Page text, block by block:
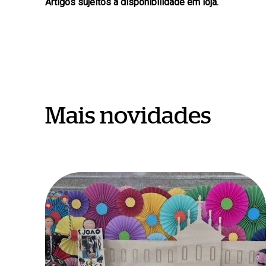
Mais novidades
São
João
em
Braga